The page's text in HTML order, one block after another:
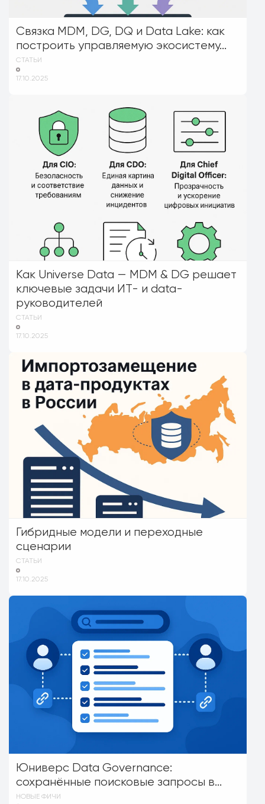
Связка MDM, DG, DQ и Data Lake: как
построить управляемую экосистему...
СТАТЬИ
17.10.2025
Как Universe Data — MDM & DG решает
ключевые задачи ИТ- и data-
руководителей
СТАТЬИ
17.10.2025
Гибридные модели и переходные
сценарии
СТАТЬИ
17.10.2025
Юниверс Data Governance:
сохранённые поисковые запросы в...
НОВЫЕ ФИЧИ